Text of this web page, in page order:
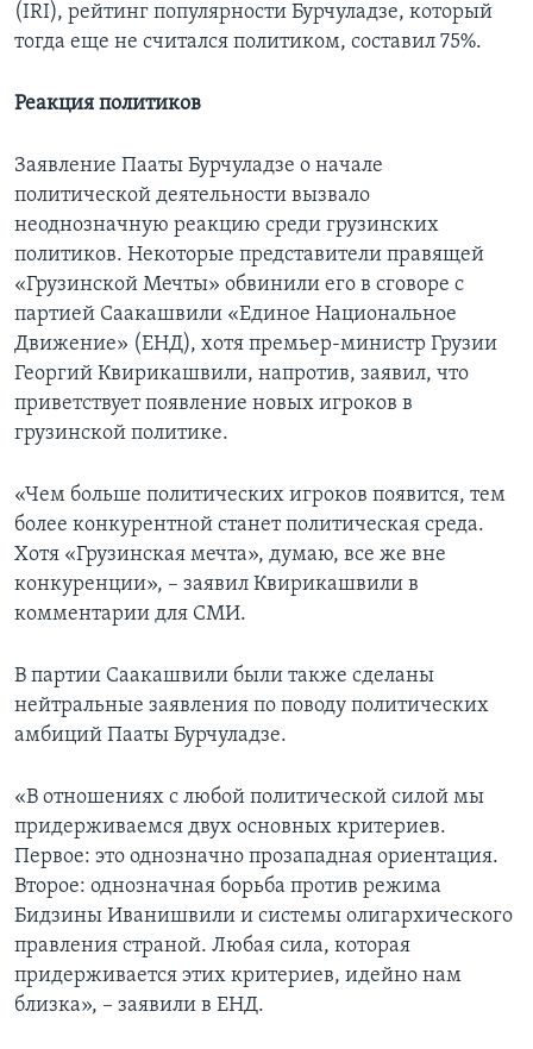
(IRI), рейтинг популярности Бурчуладзе, который
тогда еще не считался политиком, составил 75%.
Реакция политиков
Заявление Пааты Бурчуладзе о начале
политической деятельности вызвало
неоднозначную реакцию среди грузинских
политиков. Некоторые представители правящей
«Грузинской Мечты» обвинили его в сговоре с
партией Саакашвили «Единое Национальное
Движение» (ЕНД), хотя премьер-министр Грузии
Георгий Квирикашвили, напротив, заявил, что
приветствует появление новых игроков в
грузинской политике.
«Чем больше политических игроков появится, тем
более конкурентной станет политическая среда.
Хотя «Грузинская мечта», думаю, все же вне
конкуренции», – заявил Квирикашвили в
комментарии для СМИ.
В партии Саакашвили были также сделаны
нейтральные заявления по поводу политических
амбиций Пааты Бурчуладзе.
«В отношениях с любой политической силой мы
придерживаемся двух основных критериев.
Первое: это однозначно прозападная ориентация.
Второе: однозначная борьба против режима
Бидзины Иванишвили и системы олигархического
правления страной. Любая сила, которая
придерживается этих критериев, идейно нам
близка», – заявили в ЕНД.